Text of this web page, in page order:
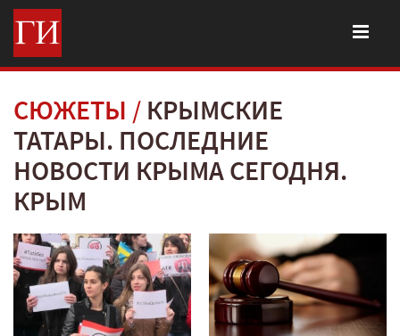
СЮЖЕТЫ
КРЫМСКИЕ
ТАТАРЫ. ПОСЛЕДНИЕ
НОВОСТИ КРЫМА СЕГОДНЯ.
КРЫМ